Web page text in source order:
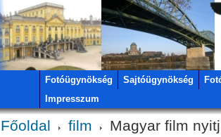
Fotóügynökség Sajtóügynökség
Impresszum
Főoldal film
Magyar film